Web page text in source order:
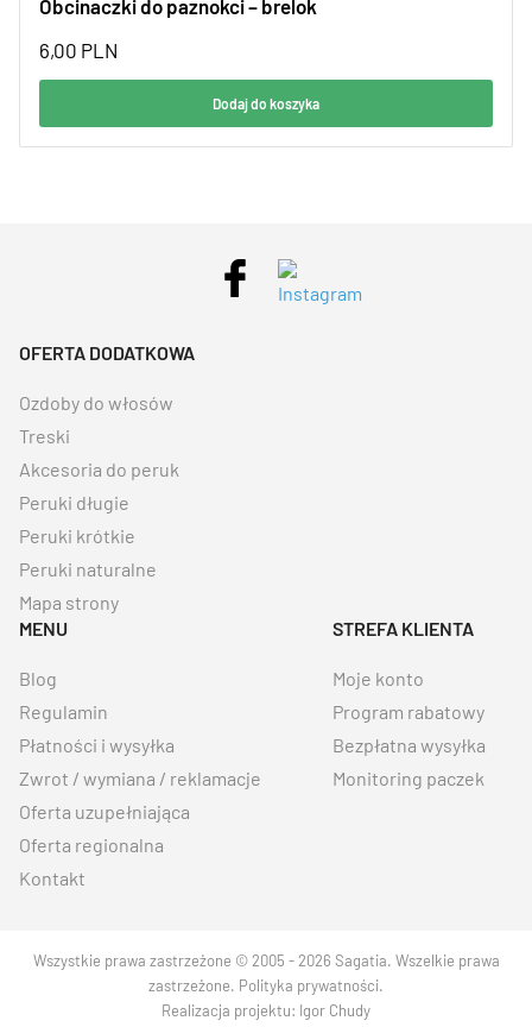
Obcinaczki do paznokci – brelok
6,00 PLN
Dodaj do koszyka
OFERTA DODATKOWA
Ozdoby do włosów
Treski
Akcesoria do peruk
Peruki długie
Peruki krótkie
Peruki naturalne
Mapa strony
MENU
Blog
Regulamin
Płatności i wysyłka
Zwrot / wymiana / reklamacje
Oferta uzupełniająca
Oferta regionalna
Kontakt
STREFA KLIENTA
Moje konto
Program rabatowy
Bezpłatna wysyłka
Monitoring paczek
Wszystkie prawa zastrzeżone © 2005 - 2026 Sagatia. Wszelkie prawa
zastrzeżone. Polityka prywatności.
Realizacja projektu: Igor Chudy